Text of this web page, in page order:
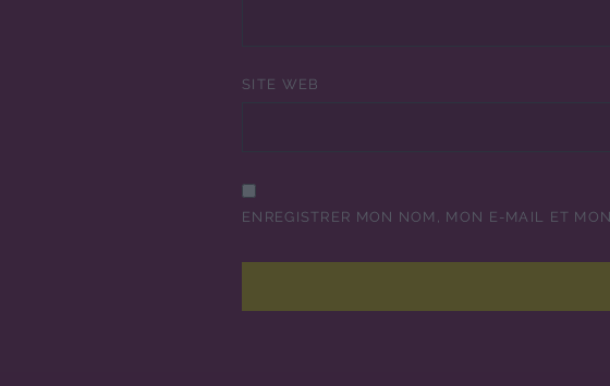
SITE WEB
ENREGISTRER MON NOM, MON E-MAIL ET